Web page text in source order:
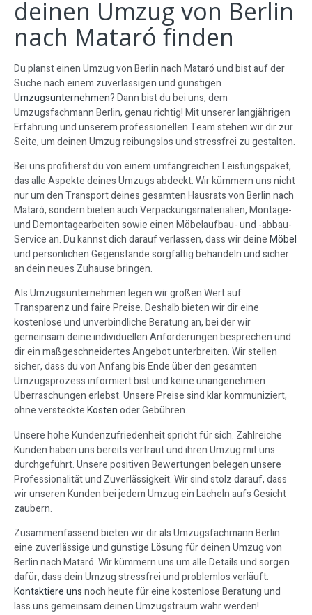
deinen Umzug von Berlin
nach Mataró finden
Du planst einen Umzug von Berlin nach Mataró und bist auf der
Suche nach einem zuverlässigen und günstigen
Umzugsunternehmen? Dann bist du bei uns, dem
Umzugsfachmann Berlin, genau richtig! Mit unserer langjährigen
Erfahrung und unserem professionellen Team stehen wir dir zur
Seite, um deinen Umzug reibungslos und stressfrei zu gestalten.
Bei uns profitierst du von einem umfangreichen Leistungspaket,
das alle Aspekte deines Umzugs abdeckt. Wir kümmern uns nicht
nur um den Transport deines gesamten Hausrats von Berlin nach
Mataró, sondern bieten auch Verpackungsmaterialien, Montage-
und Demontagearbeiten sowie einen Möbelaufbau- und -abbau-
Service an. Du kannst dich darauf verlassen, dass wir deineMöbel
und persönlichen Gegenstände sorgfältig behandeln und sicher
an dein neues Zuhause bringen.
Als Umzugsunternehmen legen wir großen Wert auf
Transparenz und faire Preise. Deshalb bieten wir dir eine
kostenlose und unverbindliche Beratung an, bei der wir
gemeinsam deine individuellen Anforderungen besprechen und
dir ein maßgeschneidertes Angebot unterbreiten. Wir stellen
sicher, dass du von Anfang bis Ende über den gesamten
Umzugsprozess informiert bist und keine unangenehmen
Überraschungen erlebst. Unsere Preise sind klar kommuniziert,
ohne versteckteKostenoder Gebühren.
Unsere hohe Kundenzufriedenheit spricht für sich. Zahlreiche
Kunden haben uns bereits vertraut und ihren Umzug mit uns
durchgeführt. Unsere positiven Bewertungen belegen unsere
Professionalität und Zuverlässigkeit. Wir sind stolz darauf, dass
wir unseren Kunden bei jedem Umzug ein Lächeln aufs Gesicht
zaubern.
Zusammenfassend bieten wir dir als Umzugsfachmann Berlin
eine zuverlässige und günstige Lösung für deinen Umzug von
Berlin nach Mataró. Wir kümmern uns um alle Details und sorgen
dafür, dass dein Umzug stressfrei und problemlos verläuft.
Kontaktiere unsnoch heute für eine kostenlose Beratung und
lass uns gemeinsam deinen Umzugstraum wahr werden!